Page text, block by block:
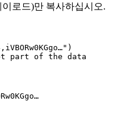
로드)만 복사하십시오.
part of the data